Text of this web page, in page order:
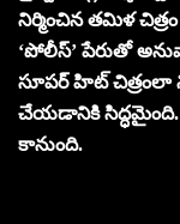
నిర్మించిన తమిళ
‘పోలీస్’ పేరుతో
సూపర్ హిట్ చిత్రంలా
చేయడానికి సిద్ధమైంది.
కానుంది.